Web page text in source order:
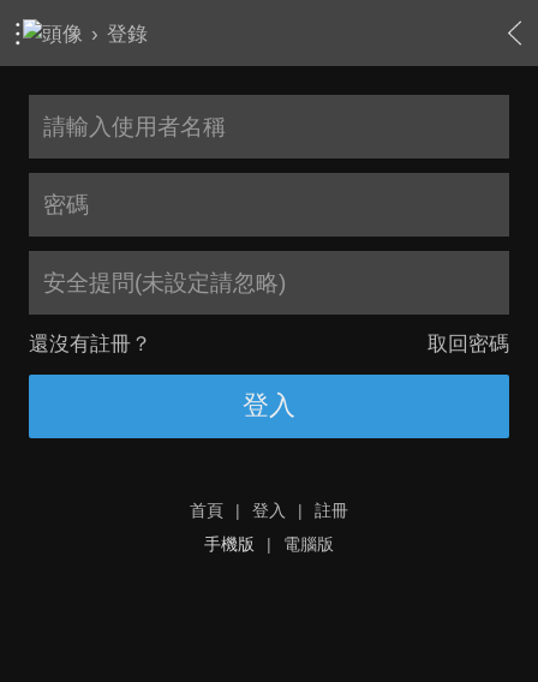
› 登錄
安全提問(未設定請忽略)
還沒有註冊？ 取回密碼
登入
首頁 | 登入 |
註冊
手機版
| 電腦版